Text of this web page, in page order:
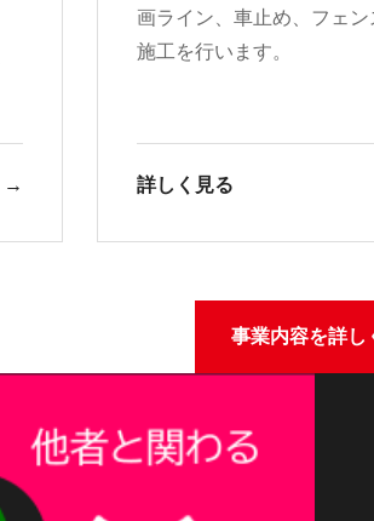
→
画ライン、車止め、フェ
施工を行います。
詳しく見る
事業内容を詳し